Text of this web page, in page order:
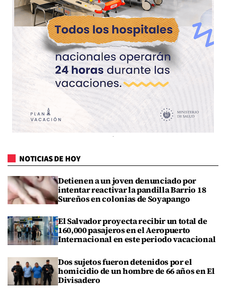
NOTICIAS DE HOY
Detienen a un joven denunciado por
intentar reactivar la pandilla Barrio 18
Sureños en colonias de Soyapango
El Salvador proyecta recibir un total de
160,000 pasajeros en el Aeropuerto
Internacional en este periodo vacacional
Dos sujetos fueron detenidos por el
homicidio de un hombre de 66 años en El
Divisadero